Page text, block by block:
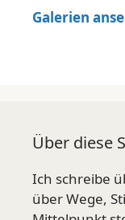
Galerien
Über diese
Ich schreibe
über Wege,